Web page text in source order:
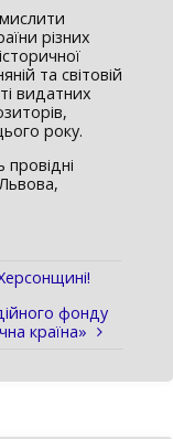
різних
та світовій
видатних
року.
провідні
фонду
країна»